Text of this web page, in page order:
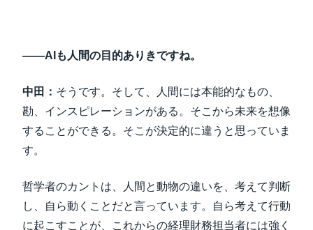
――AIも人間の目的ありきですね。
中田： そうです。そして、人間には本能的なもの、
勘、インスピレーションがある。そこから未来を想像
することができる。そこが決定的に違うと思っていま
す。
哲学者のカントは、人間と動物の違いを、考えて判断
し、自ら動くことだと言っています。自ら考えて行動
に起こすことが、これからの経理財務担当者には強く